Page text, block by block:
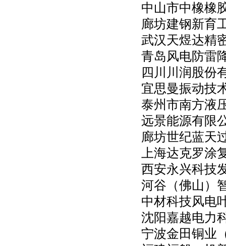
中山市中橡橡
廊坊建钢新育
武汉天煜达精
青岛风电防雷
四川川润股份
宜思曼振动技
泰州市南方液
远景能源有限
廊坊世纪蓝天
上海达克罗涂
西安永兴科技
河谷（佛山）
中材科技风电
沈阳嘉越电力
宁波金田铜业